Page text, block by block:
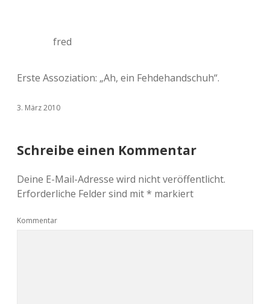
fred
Erste Assoziation: „Ah, ein Fehdehandschuh“.
3. März 2010
Schreibe einen Kommentar
Deine E-Mail-Adresse wird nicht veröffentlicht.
Erforderliche Felder sind mit* markiert
Kommentar